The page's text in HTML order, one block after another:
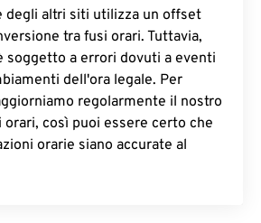
degli altri siti utilizza un offset
tra fusi orari. Tuttavia,
soggetto a errori dovuti a eventi
dell'ora legale. Per
regolarmente il nostro
orari, così puoi essere certo che
orarie siano accurate al